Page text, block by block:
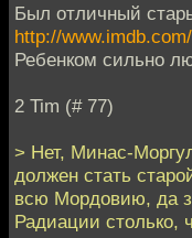
Был отличный
http://
Ребенком сильно
2 Tim (# 77)
> Нет, Минас-
должен стать
всю Мордовию, да
Радиации столько,